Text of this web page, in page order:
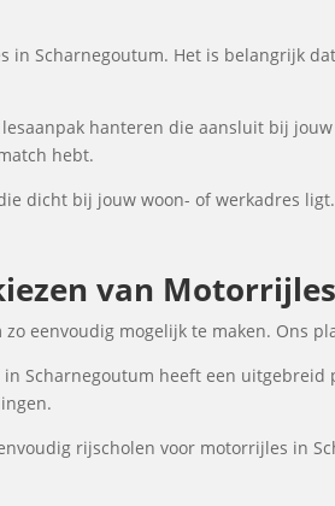
Scharnegoutum. Het is belangrijk
hanteren die aansluit bij
hebt.
dicht bij jouw woon- of werkadres
van
eenvoudig mogelijk te maken. Ons
Scharnegoutum heeft een
rijscholen voor motorrijles in